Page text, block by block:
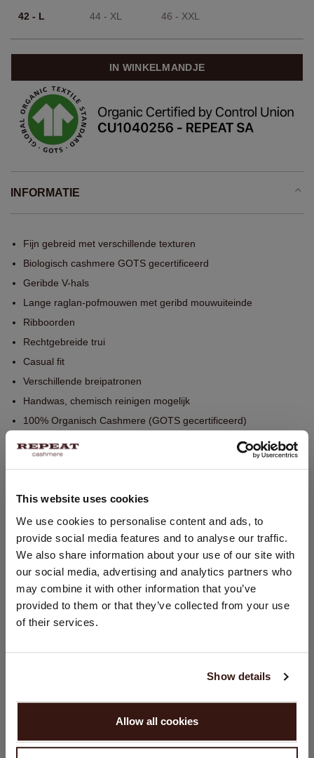
This website uses cookies
We use cookies to personalise content and ads, to
provide social media features and to analyse our traffic.
We also share information about your use of our site with
our social media, advertising and analytics partners who
may combine it with other information that you’ve
provided to them or that they’ve collected from your use
of their services.
Show details
Allow all cookies
42 - L 44 - XL 46 - XXL
IN WINKELMANDJE
INFORMATIE
Fijn gebreid met verschillende texturen
Biologisch cashmere GOTS gecertificeerd
Geribde V-hals
Lange raglan-pofmouwen met geribd mouwuiteinde
Ribboorden
Rechtgebreide trui
Casual fit
Verschillende breipatronen
Handwas, chemisch reinigen mogelijk
100% Organisch Cashmere (GOTS gecertificeerd)
PASVORM
VERZENDEN & RETOURNEREN
DIT VINDT U MISSCHIEN OOK LEUK
LAND WIJZIGEN
U bezoekt Repeat cashmere vanuit Nederland (€). Wilt u uw
land wijzigen?
Verenigde Staten ($)
GA VERDER